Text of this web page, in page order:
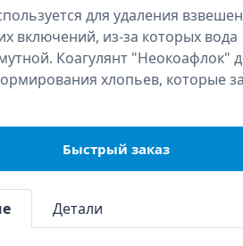
для удаления
включений, из-за которых вода
Коагулянт "Неокоафлок"
хлопьев, которые
Быстрый заказ
Детали